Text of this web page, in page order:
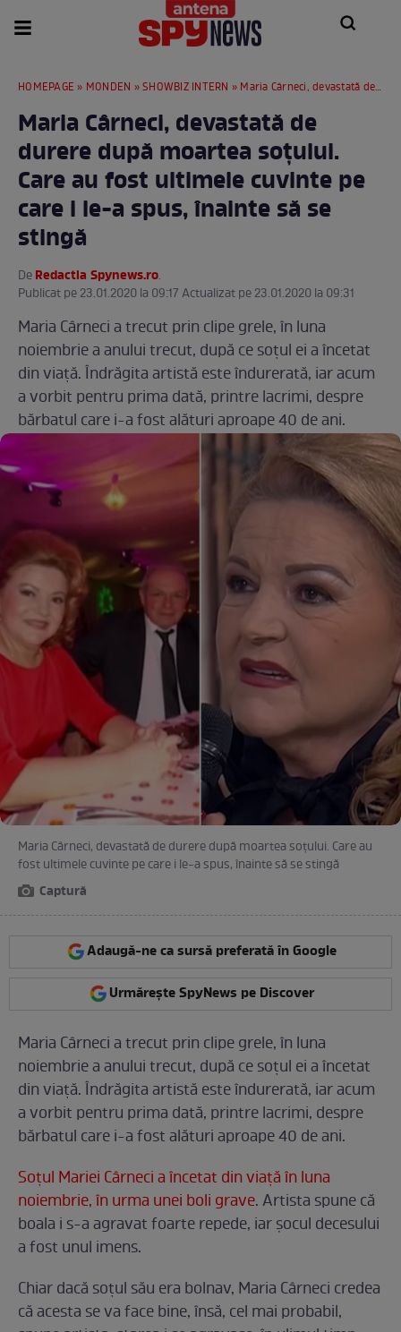
HOMEPAGE » MONDEN »SHOWBIZ INTERN » Maria Cârneci, devastată de durere după moartea soţului. Care au fost ultimele cuvinte pe care i le-a spus, înainte să se stingă
Maria Cârneci, devastată de
durere după moartea soţului.
Care au fost ultimele cuvinte pe
care i le-a spus, înainte să se
stingă
DeRedactia Spynews.ro.
Publicat pe 23.01.2020 la 09:17 Actualizat pe 23.01.2020 la 09:31
Maria Cârneci a trecut prin clipe grele, în luna
noiembrie a anului trecut, după ce soţul ei a încetat
din viaţă. Îndrăgita artistă este îndurerată, iar acum
a vorbit pentru prima dată, printre lacrimi, despre
bărbatul care i-a fost alături aproape 40 de ani.
Maria Cârneci, devastată de durere după moartea soţului. Care au
fost ultimele cuvinte pe care i le-a spus, înainte să se stingă
Captură
Adaugă-ne ca sursă preferată în Google
Urmărește SpyNews pe Discover
Maria Cârneci a trecut prin clipe grele, în luna
noiembrie a anului trecut, după ce soţul ei a încetat
din viaţă. Îndrăgita artistă este îndurerată, iar acum
a vorbit pentru prima dată, printre lacrimi, despre
bărbatul care i-a fost alături aproape 40 de ani.
Soţul Mariei Cârneci a încetat din viaţă în luna
noiembrie, în urma unei boli grave. Artista spune că
boala i s-a agravat foarte repede, iar şocul decesului
a fost unul imens.
Chiar dacă soţul său era bolnav, Maria Cârneci credea
că acesta se va face bine, însă, cel mai probabil,